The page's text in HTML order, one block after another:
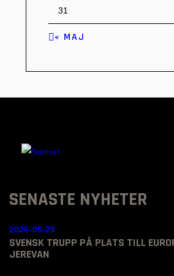
31
« MAJ
SENASTE NYHETER
SVENSK TRUPP PÅ PLATS TILL
JEREVAN
2026-05-29